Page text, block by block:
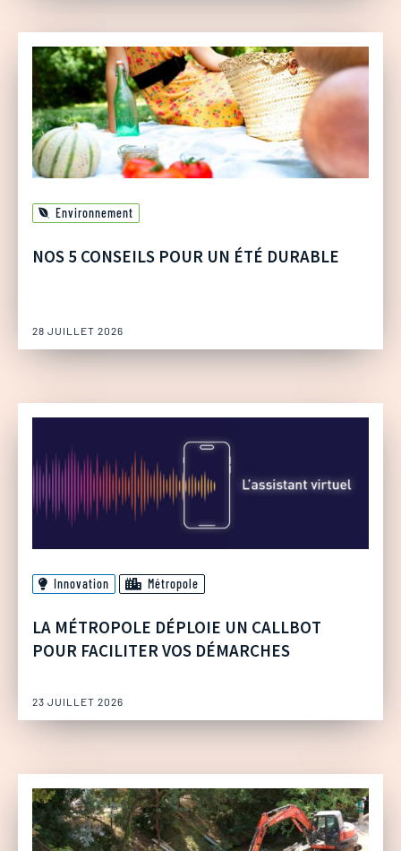
Environnement
NOS 5 CONSEILS POUR UN ÉTÉ DURABLE
28 JUILLET 2026
Innovation Métropole
LA MÉTROPOLE DÉPLOIE UN CALLBOT
POUR FACILITER VOS DÉMARCHES
23 JUILLET 2026